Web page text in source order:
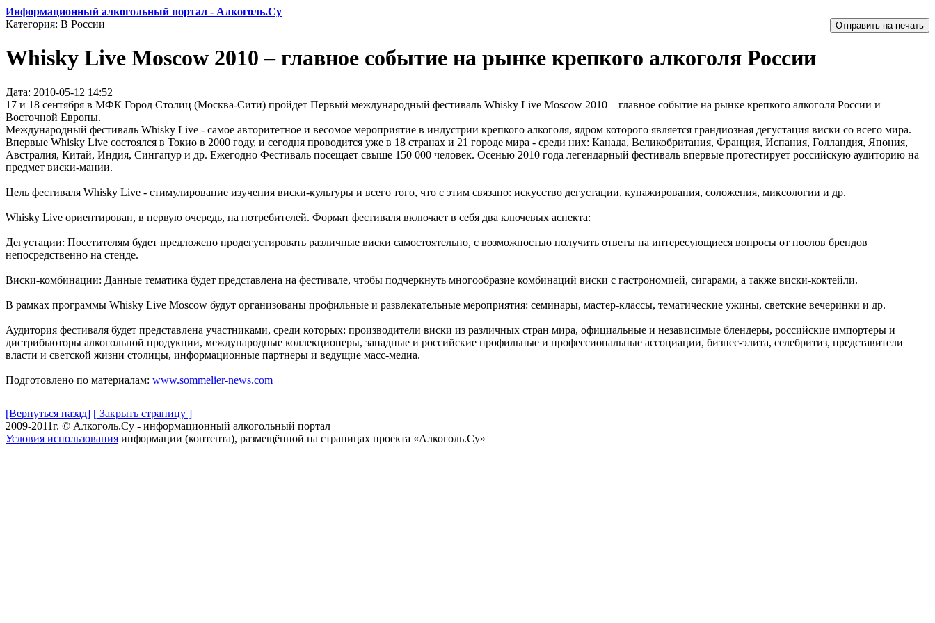
Информационный алкогольный портал - Алкоголь.Су
Категория: В России
Whisky Live Moscow 2010 – главное событие на рынке крепкого алкоголя России
Дата: 2010-05-12 14:52
17 и 18 сентября в МФК Город Столиц (Москва-Сити) пройдет Первый международный фестиваль Whisky Live Moscow 2010 – главное событие на рынке крепкого алкоголя России и
Восточной Европы.
Международный фестиваль Whisky Live - самое авторитетное и весомое мероприятие в индустрии крепкого алкоголя, ядром которого является грандиозная дегустация виски со всего мира.
Впервые Whisky Live состоялся в Токио в 2000 году, и сегодня проводится уже в 18 странах и 21 городе мира - среди них: Канада, Великобритания, Франция, Испания, Голландия, Япония,
Австралия, Китай, Индия, Сингапур и др. Ежегодно Фестиваль посещает свыше 150 000 человек. Осенью 2010 года легендарный фестиваль впервые протестирует российскую аудиторию на
предмет виски-мании.
Цель фестиваля Whisky Live - стимулирование изучения виски-культуры и всего того, что с этим связано: искусство дегустации, купажирования, соложения, миксологии и др.
Whisky Live ориентирован, в первую очередь, на потребителей. Формат фестиваля включает в себя два ключевых аспекта:
Дегустации: Посетителям будет предложено продегустировать различные виски самостоятельно, с возможностью получить ответы на интересующиеся вопросы от послов брендов
непосредственно на стенде.
Виски-комбинации: Данные тематика будет представлена на фестивале, чтобы подчеркнуть многообразие комбинаций виски с гастрономией, сигарами, а также виски-коктейли.
В рамках программы Whisky Live Moscow будут организованы профильные и развлекательные мероприятия: семинары, мастер-классы, тематические ужины, светские вечеринки и др.
Аудитория фестиваля будет представлена участниками, среди которых: производители виски из различных стран мира, официальные и независимые блендеры, российские импортеры и
дистрибьюторы алкогольной продукции, международные коллекционеры, западные и российские профильные и профессиональные ассоциации, бизнес-элита, селебритиз, представители
власти и светской жизни столицы, информационные партнеры и ведущие масс-медиа.
Подготовлено по материалам: www.sommelier-news.com
[Вернуться назад] [ Закрыть страницу ]
2009-2011г. © Алкоголь.Су - информационный алкогольный портал
Условия использования информации (контента), размещённой на страницах проекта «Алкоголь.Су»